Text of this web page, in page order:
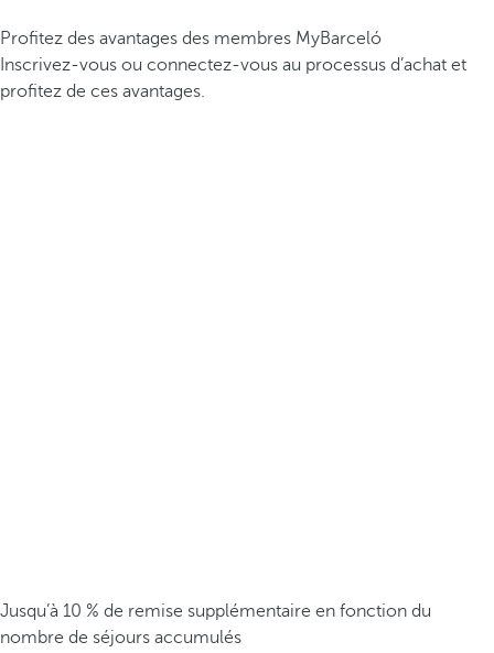
Profitez des avantages des membres MyBarceló
Inscrivez-vous ou connectez-vous au processus d’achat et
profitez de ces avantages.
Jusqu’à 10 % de remise supplémentaire en fonction du
nombre de séjours accumulés